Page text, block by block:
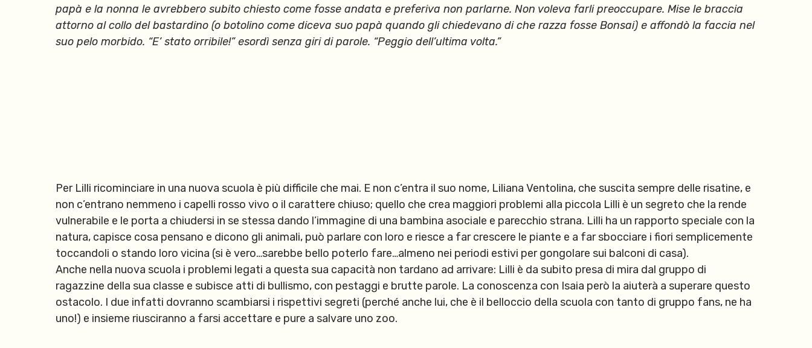
papà e la nonna le avrebbero subito chiesto come fosse andata e preferiva non parlarne. Non voleva farli preoccupare. Mise le braccia
attorno al collo del bastardino (o botolino come diceva suo papà quando gli chiedevano di che razza fosse Bonsai) e affondò la faccia nel
suo pelo morbido. “E’ stato orribile!” esordì senza giri di parole. “Peggio dell’ultima volta.”
Per Lilli ricominciare in una nuova scuola è più difficile che mai. E non c’entra il suo nome, Liliana Ventolina, che suscita sempre delle risatine, e
non c’entrano nemmeno i capelli rosso vivo o il carattere chiuso; quello che crea maggiori problemi alla piccola Lilli è un segreto che la rende
vulnerabile e le porta a chiudersi in se stessa dando l’immagine di una bambina asociale e parecchio strana. Lilli ha un rapporto speciale con la
natura, capisce cosa pensano e dicono gli animali, può parlare con loro e riesce a far crescere le piante e a far sbocciare i fiori semplicemente
toccandoli o stando loro vicina (si è vero…sarebbe bello poterlo fare…almeno nei periodi estivi per gongolare sui balconi di casa).
Anche nella nuova scuola i problemi legati a questa sua capacità non tardano ad arrivare: Lilli è da subito presa di mira dal gruppo di
ragazzine della sua classe e subisce atti di bullismo, con pestaggi e brutte parole. La conoscenza con Isaia però la aiuterà a superare questo
ostacolo. I due infatti dovranno scambiarsi i rispettivi segreti (perché anche lui, che è il belloccio della scuola con tanto di gruppo fans, ne ha
uno!) e insieme riusciranno a farsi accettare e pure a salvare uno zoo.